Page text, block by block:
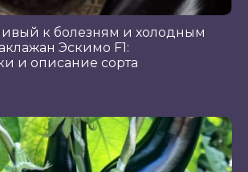
к болезням и холодным
Эскимо F1:
и описание сорта